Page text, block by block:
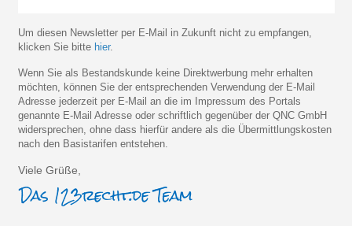
Um diesen Newsletter per E-Mail in Zukunft nicht zu empfangen,
klicken Sie bitte hier.
Wenn Sie als Bestandskunde keine Direktwerbung mehr erhalten
möchten, können Sie der entsprechenden Verwendung der E-Mail
Adresse jederzeit per E-Mail an die im Impressum des Portals
genannte E-Mail Adresse oder schriftlich gegenüber der QNC GmbH
widersprechen, ohne dass hierfür andere als die Übermittlungskosten
nach den Basistarifen entstehen.
Viele Grüße,